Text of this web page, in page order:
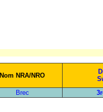
Nom NRA/NRO
Brec